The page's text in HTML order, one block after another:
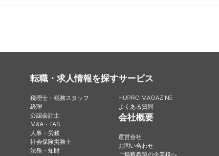
転職・求人情報を探す
税理士・税務スタッフ
経理
公認会計士
M&A・FAS
人事・労務
社会保険労務士
法務・知財
サービス
HUPRO MAGAZINE
よくある質問
会社概要
運営会社
お問い合わせ
ご掲載希望の企業様へ